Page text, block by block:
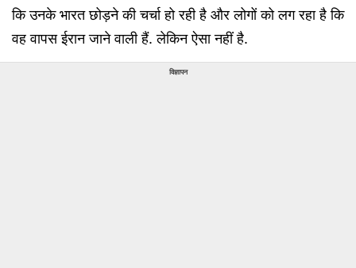
कि उनके भारत छोड़ने की चर्चा हो रही है और लोगों को लग रहा है कि
वह वापस ईरान जाने वाली हैं. लेकिन ऐसा नहीं है.
विज्ञापन